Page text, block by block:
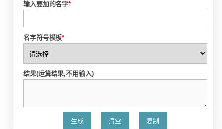
输入要加的名字*
名字符号模板*
结果(运算结果,不用输入)